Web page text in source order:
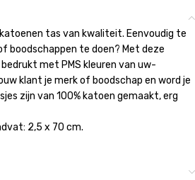
tas van kwaliteit. Eenvoudig te
boodschappen te doen? Met deze
met PMS kleuren van uw-
klant je merk of boodschap en word je
zijn van 100% katoen gemaakt, erg
2,5 x 70 cm.